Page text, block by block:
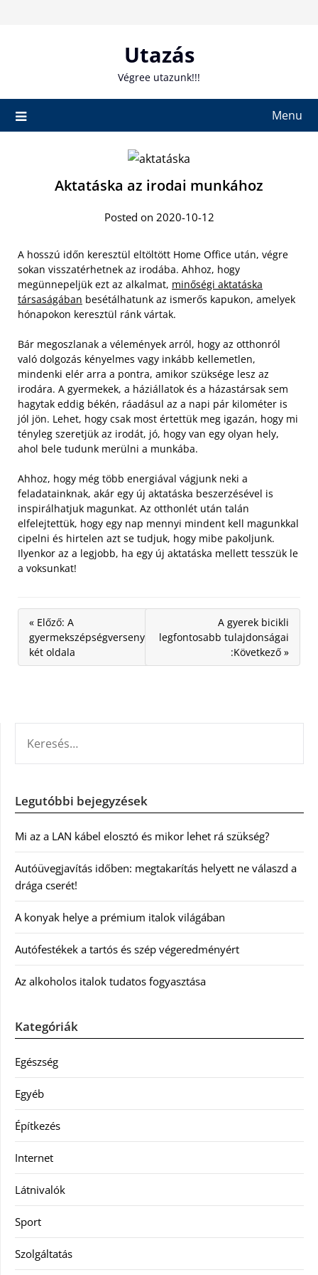
Utazás
Végree utazunk!!!
Menu
Aktatáska az irodai munkához
Posted on 2020-10-12
A hosszú időn keresztül eltöltött Home Office után, végre
sokan visszatérhetnek az irodába. Ahhoz, hogy
megünnepeljük ezt az alkalmat, minőségi aktatáska
társaságában besétálhatunk az ismerős kapukon, amelyek
hónapokon keresztül ránk vártak.
Bár megoszlanak a vélemények arról, hogy az otthonról
való dolgozás kényelmes vagy inkább kellemetlen,
mindenki elér arra a pontra, amikor szüksége lesz az
irodára. A gyermekek, a háziállatok és a házastársak sem
hagytak eddig békén, ráadásul az a napi pár kilométer is
jól jön. Lehet, hogy csak most értettük meg igazán, hogy mi
tényleg szeretjük az irodát, jó, hogy van egy olyan hely,
ahol bele tudunk merülni a munkába.
Ahhoz, hogy még több energiával vágjunk neki a
feladatainknak, akár egy új aktatáska beszerzésével is
inspirálhatjuk magunkat. Az otthonlét után talán
elfelejtettük, hogy egy nap mennyi mindent kell magunkkal
cipelni és hirtelen azt se tudjuk, hogy mibe pakoljunk.
Ilyenkor az a legjobb, ha egy új aktatáska mellett tesszük le
a voksunkat!
« Előző: A
gyermekszépségverseny
két oldala
A gyerek bicikli
legfontosabb tulajdonságai
:Következő »
Legutóbbi bejegyzések
Mi az a LAN kábel elosztó és mikor lehet rá szükség?
Autóüvegjavítás időben: megtakarítás helyett ne válaszd a
drága cserét!
A konyak helye a prémium italok világában
Autófestékek a tartós és szép végeredményért
Az alkoholos italok tudatos fogyasztása
Kategóriák
Egészség
Egyéb
Építkezés
Internet
Látnivalók
Sport
Szolgáltatás